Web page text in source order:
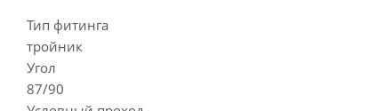
Тип фитинга
тройник
Угол
87/90